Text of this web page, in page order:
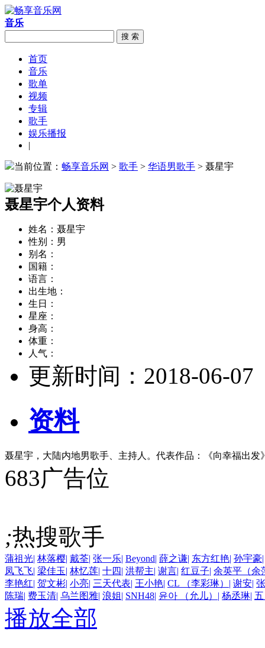
音乐
搜 索
首页
音乐
歌单
视频
专辑
歌手
娱乐播报
|
当前位置： 畅享音乐网 > 歌手 > 华语男歌手 > 聂星宇
聂星宇个人资料
姓名： 聂星宇
性别： 男
别名：
国籍：
语言：
出生地：
生日：
星座：
身高：
体重：
人气：
更新时间： 2018-06-07
资料
聂星宇，大陆内地男歌手、主持人。代表作品：《向幸福出发
683广告位
;热搜歌手
蒲祖光| 林落樱| 戴荃| 张一乐| Beyond| 薛之谦| 东方红艳| 孙宇豪|
凤飞飞| 梁佳玉| 林忆莲| 十四| 洪帮主| 谢言| 红豆子| 余英平（余
李艳红| 贺文彬| 小亮| 三天代表| 王小艳| CL （李彩琳） | 谢安|
陈瑞| 费玉清| 乌兰图雅| 浪姐| SNH48| 윤아 （允儿） | 杨丞琳|
播放全部